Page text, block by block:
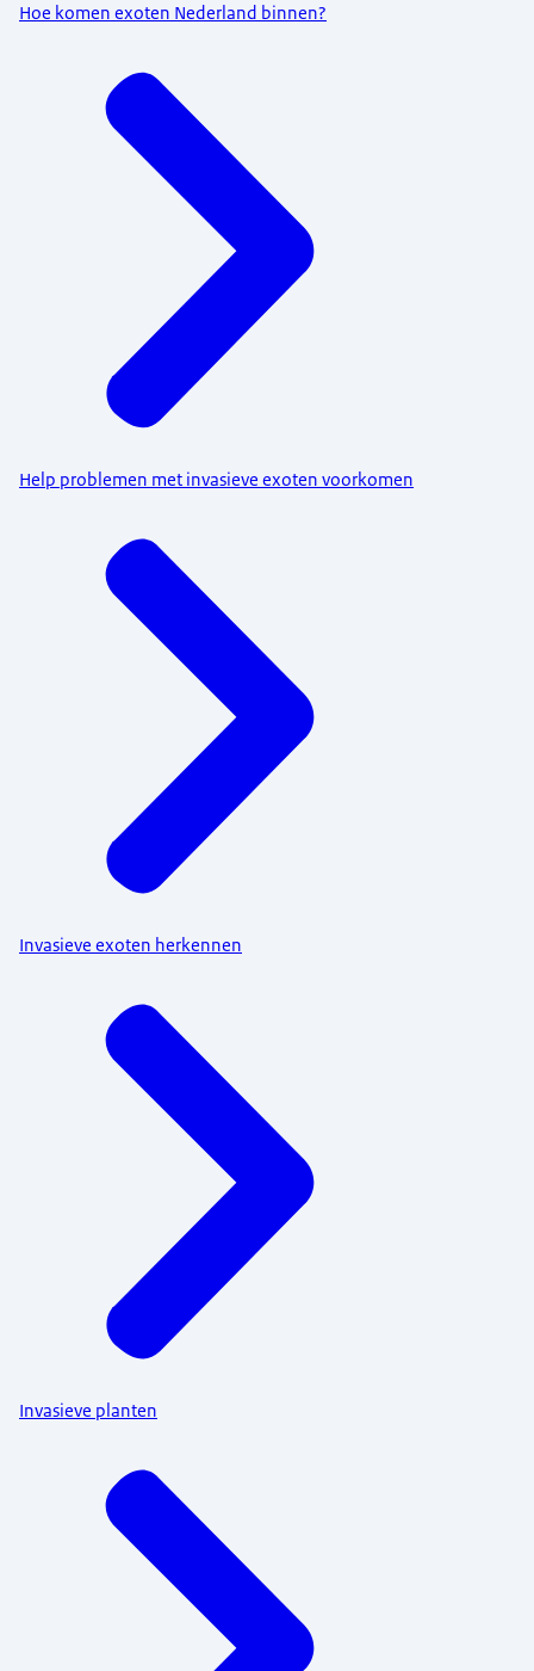
Hoe komen exoten Nederland binnen?
Help problemen met invasieve exoten voorkomen
Invasieve exoten herkennen
Invasieve planten